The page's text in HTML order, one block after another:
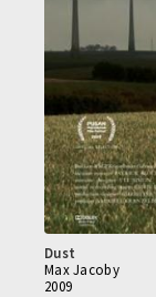
Dust
Max Jacoby
2009